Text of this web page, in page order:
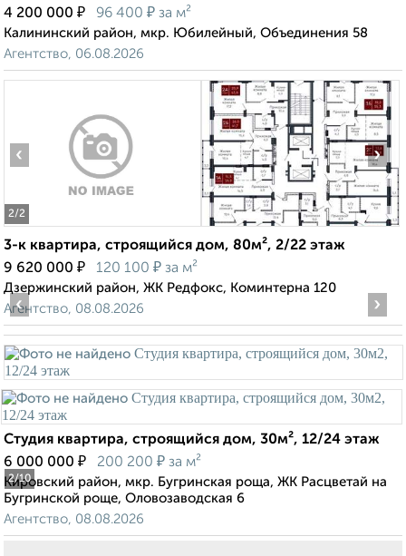
4 200 000 ₽ 96 400 ₽ за м²
Калининский район, мкр. Юбилейный, Объединения 58
Агентство, 06.08.2026
2/2
‹ ›
3-к квартира, строящийся дом, 80м², 2/22 этаж
9 620 000 ₽ 120 100 ₽ за м²
Дзержинский район, ЖК Редфокс, Коминтерна 120
Агентство, 08.08.2026
2/10
‹ ›
Студия квартира, строящийся дом, 30м², 12/24 этаж
6 000 000 ₽ 200 200 ₽ за м²
Кировский район, мкр. Бугринская роща, ЖК Расцветай на
Бугринской роще, Оловозаводская 6
Агентство, 08.08.2026